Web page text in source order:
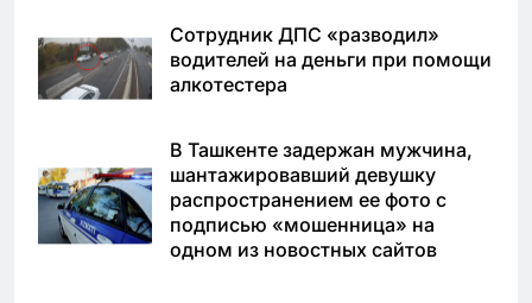
Сотрудник ДПС «разводил»
водителей на деньги при помощи
алкотестера
В Ташкенте задержан мужчина,
шантажировавший девушку
распространением ее фото с
подписью «мошенница» на
одном из новостных сайтов